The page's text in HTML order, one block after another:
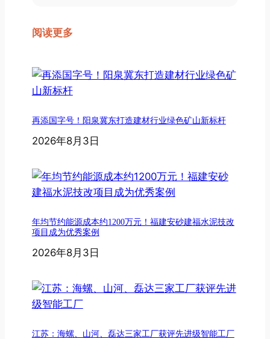
阅读更多
再添国字号！阳泉冀东打造建材行业绿色矿山新标杆
2026年8月3日
年均节约能源成本约1200万元！福建安砂建福水泥技改
项目成为优秀案例
2026年8月3日
江苏：海螺、山河、磊达三家工厂获评先进级智能工厂